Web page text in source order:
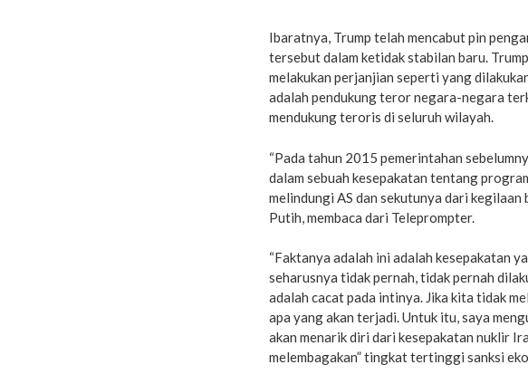
Ibaratnya, Trump telah mencabut pin
tersebut dalam ketidak stabilan baru.
melakukan perjanjian seperti yang
adalah pendukung teror negara-negara
mendukung teroris di seluruh wilayah.
“Pada tahun 2015 pemerintahan
dalam sebuah kesepakatan tentang
melindungi AS dan sekutunya dari
Putih, membaca dari Teleprompter.
“Faktanya adalah ini adalah kesepakatan
seharusnya tidak pernah, tidak pernah
adalah cacat pada intinya. Jika kita tidak
apa yang akan terjadi. Untuk itu, saya
akan menarik diri dari kesepakatan nuklir
melembagakan” tingkat tertinggi sanksi